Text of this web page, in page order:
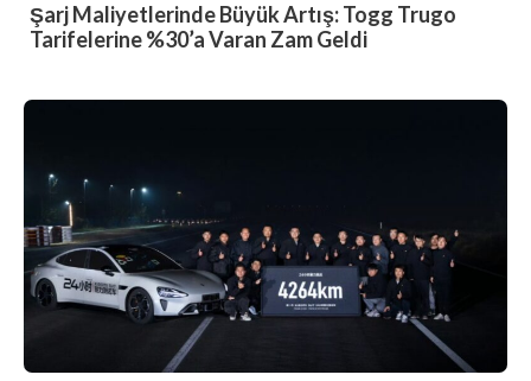
Şarj Maliyetlerinde Büyük Artış: Togg Trugo
Tarifelerine %30’a Varan Zam Geldi